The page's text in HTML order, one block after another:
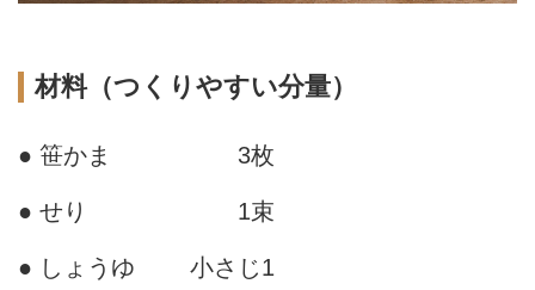
材料（つくりやすい分量）
● 笹かま 3枚
● せり 1束
● しょうゆ 小さじ1